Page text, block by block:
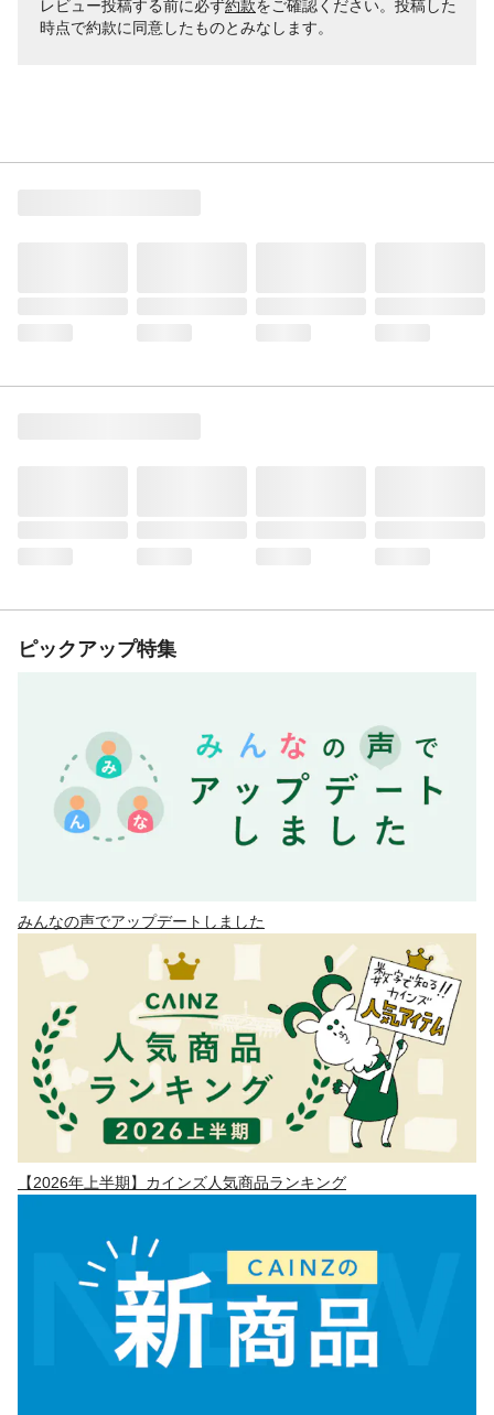
レビュー投稿する前に必ず約款をご確認ください。投稿した
時点で約款に同意したものとみなします。
ピックアップ特集
みんなの声でアップデートしました
【2026年上半期】カインズ人気商品ランキング